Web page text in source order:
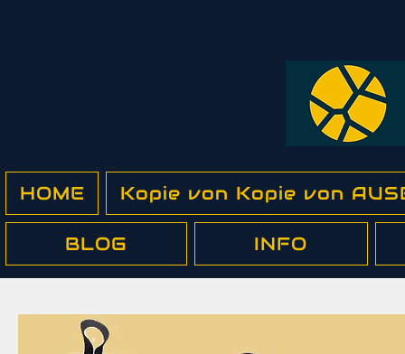
HOME Kopie von Kopie von
BLOG INFO